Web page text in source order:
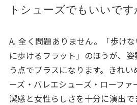
トシューズでもいいです
A. 全く問題ありません。「歩け
に歩けるフラット」のほうが、
う点でプラスになります。きれ
ーズ・バレエシューズ・ローフ
潔感と女性らしさを十分に演出で